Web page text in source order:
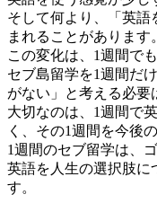
そして何より、「英語
まれることがあります。
この変化は、1週間で
セブ島留学を1週間だ
がない」と考える必要
大切なのは、1週間で
く、その1週間を今後
1週間のセブ留学は、
英語を人生の選択肢に
す。